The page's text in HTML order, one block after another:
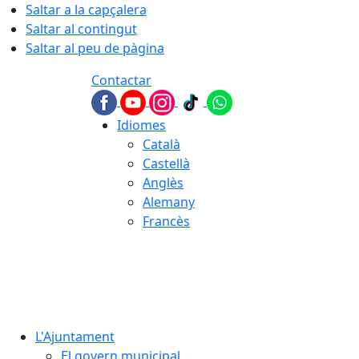
Saltar a la capçalera
Saltar al contingut
Saltar al peu de pàgina
Contactar
Idiomes
Català
Castellà
Anglès
Alemany
Francès
L'Ajuntament